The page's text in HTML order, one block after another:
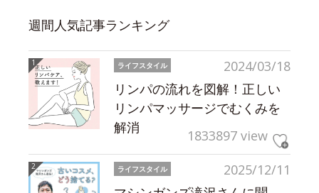
週間人気記事ランキング
2024/03/18
ライフスタイル
リンパの流れを図解！正しい
リンパマッサージでむくみを
解消
1833897 view
2025/12/11
ライフスタイル